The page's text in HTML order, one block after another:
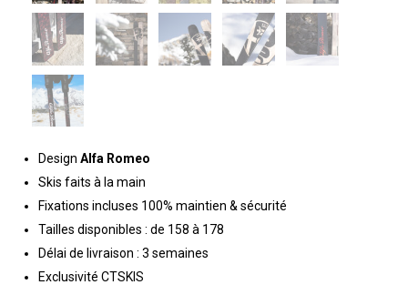
DesignAlfa Romeo
Skis faits à la main
Fixations incluses 100% maintien & sécurité
Tailles disponibles : de 158 à 178
Délai de livraison : 3 semaines
Exclusivité CTSKIS